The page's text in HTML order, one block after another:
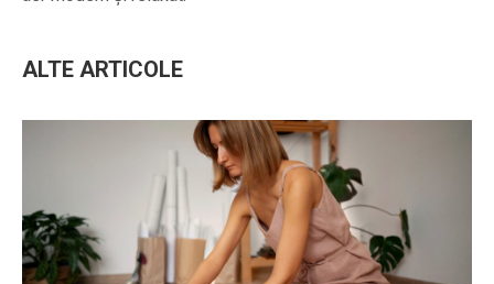
ALTE ARTICOLE